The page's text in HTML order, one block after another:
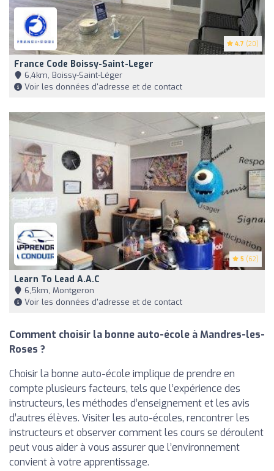
4.7 (20)
France Code Boissy-Saint-Leger
6,4km, Boissy-Saint-Léger
Voir les données d'adresse et de contact
5 (62)
Learn To Lead A.a.c
6,5km, Montgeron
Voir les données d'adresse et de contact
Comment choisir la bonne auto-école à Mandres-les-
Roses ?
Choisir la bonne auto-école implique de prendre en
compte plusieurs facteurs, tels que l’expérience des
instructeurs, les méthodes d’enseignement et les avis
d’autres élèves. Visiter les auto-écoles, rencontrer les
instructeurs et observer comment les cours se déroulent
peut vous aider à vous assurer que l’environnement
convient à votre apprentissage.